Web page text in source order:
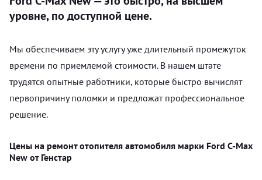
уровне, по доступной цене.
Мы обеспечиваем эту услугу уже длительный промежуток
времени по приемлемой стоимости. В нашем штате
трудятся опытные работники, которые быстро вычислят
первопричину поломки и предложат профессиональное
решение.
Цены на ремонт отопителя автомобиля марки Ford C-Max
New от Генстар